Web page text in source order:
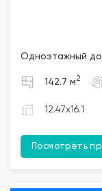
Одноэтажный
142.7 м 2
12.47x16.1
Посмотреть